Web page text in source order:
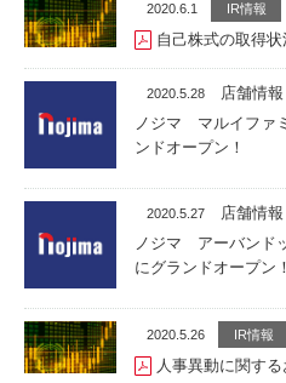
2020.6.1 IR情報
自己株式の取得
2020.5.28
店舗情報
ノジマ マルイファ
ンドオープン！
2020.5.27
店舗情報
ノジマ アーバンド
にグランドオープン！
2020.5.26 IR情報
人事異動に関す